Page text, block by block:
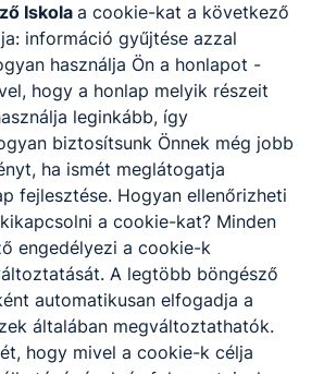
RENDELKEZŐ
helyettes pozícióban
illetve végrehajtatja a
feladatokat;
pozícióban végrehajtatja
meghatározott feladatokat és
is azokat;
elkészítő és befejező
felügyel, szükség esetén
árut vesz át, árut raktároz
áruátvételt végez vagy
szakosított áruraktározást
Iskola a cookie-kat a következő
információ gyűjtése azzal
használja Ön a honlapot -
hogy a honlap melyik részeit
leginkább, így
biztosítsunk Önnek még jobb
ha ismét meglátogatja
fejlesztése. Hogyan ellenőrizheti
a cookie-kat? Minden
engedélyezi a cookie-k
A legtöbb böngésző
automatikusan elfogadja a
általában megváltoztathatók.
hogy mivel a cookie-k célja